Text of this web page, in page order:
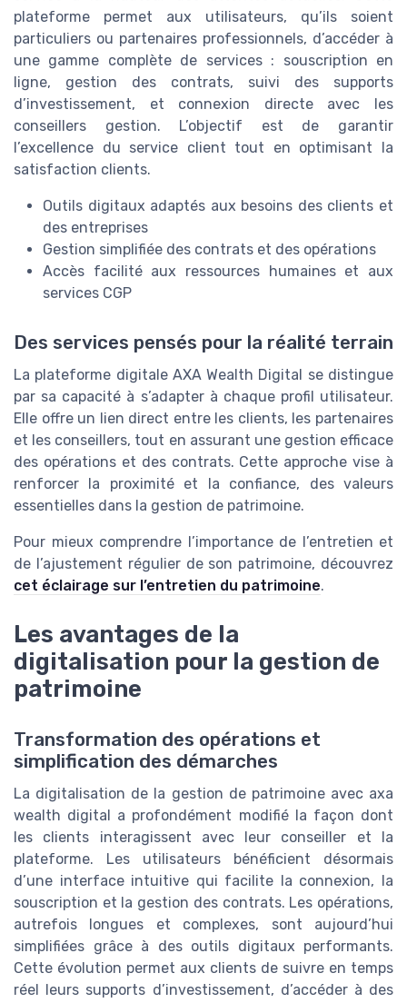
plateforme permet aux utilisateurs, qu’ils soient
particuliers ou partenaires professionnels, d’accéder à
une gamme complète de services : souscription en
ligne, gestion des contrats, suivi des supports
d’investissement, et connexion directe avec les
conseillers gestion. L’objectif est de garantir
l’excellence du service client tout en optimisant la
satisfaction clients.
Outils digitaux adaptés aux besoins des clients et
des entreprises
Gestion simplifiée des contrats et des opérations
Accès facilité aux ressources humaines et aux
services CGP
Des services pensés pour la réalité terrain
La plateforme digitale AXA Wealth Digital se distingue
par sa capacité à s’adapter à chaque profil utilisateur.
Elle offre un lien direct entre les clients, les partenaires
et les conseillers, tout en assurant une gestion efficace
des opérations et des contrats. Cette approche vise à
renforcer la proximité et la confiance, des valeurs
essentielles dans la gestion de patrimoine.
Pour mieux comprendre l’importance de l’entretien et
de l’ajustement régulier de son patrimoine, découvrez
cet éclairage sur l’entretien du patrimoine.
Les avantages de la
digitalisation pour la gestion de
patrimoine
Transformation des opérations et
simplification des démarches
La digitalisation de la gestion de patrimoine avec axa
wealth digital a profondément modifié la façon dont
les clients interagissent avec leur conseiller et la
plateforme. Les utilisateurs bénéficient désormais
d’une interface intuitive qui facilite la connexion, la
souscription et la gestion des contrats. Les opérations,
autrefois longues et complexes, sont aujourd’hui
simplifiées grâce à des outils digitaux performants.
Cette évolution permet aux clients de suivre en temps
réel leurs supports d’investissement, d’accéder à des